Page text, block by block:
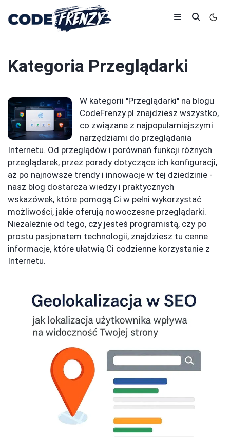
Kategoria Przeglądarki
W kategorii "Przeglądarki" na blogu
CodeFrenzy.pl znajdziesz wszystko,
co związane z najpopularniejszymi
narzędziami do przeglądania
Internetu. Od przeglądów i porównań funkcji różnych
przeglądarek, przez porady dotyczące ich konfiguracji,
aż po najnowsze trendy i innowacje w tej dziedzinie -
nasz blog dostarcza wiedzy i praktycznych
wskazówek, które pomogą Ci w pełni wykorzystać
możliwości, jakie oferują nowoczesne przeglądarki.
Niezależnie od tego, czy jesteś programistą, czy po
prostu pasjonatem technologii, znajdziesz tu cenne
informacje, które ułatwią Ci codzienne korzystanie z
Internetu.